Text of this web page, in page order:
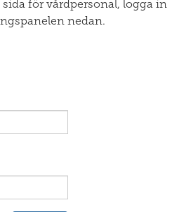
sida för vårdpersonal, logga in
nedan.